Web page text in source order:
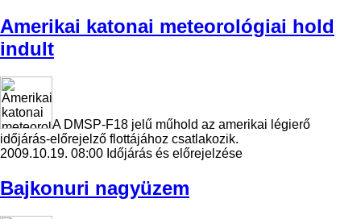
Amerikai katonai meteorológiai hold
indult
A DMSP-F18 jelű műhold az amerikai légierő
időjárás-előrejelző flottájához csatlakozik.
2009.10.19. 08:00 Időjárás és előrejelzése
Bajkonuri nagyüzem